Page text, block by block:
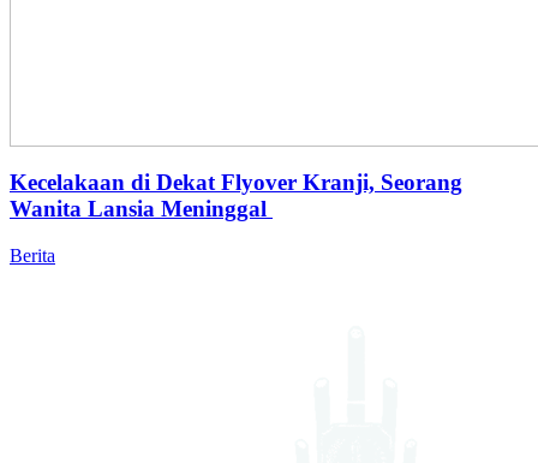
Kecelakaan di Dekat Flyover Kranji, Seorang
Wanita Lansia Meninggal
Berita